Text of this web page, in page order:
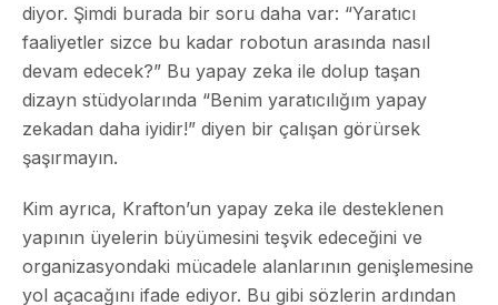
diyor. Şimdi burada bir soru daha var: “Yaratıcı
faaliyetler sizce bu kadar robotun arasında nasıl
devam edecek?” Bu yapay zeka ile dolup taşan
dizayn stüdyolarında “Benim yaratıcılığım yapay
zekadan daha iyidir!” diyen bir çalışan görürsek
şaşırmayın.
Kim ayrıca, Krafton’un yapay zeka ile desteklenen
yapının üyelerin büyümesini teşvik edeceğini ve
organizasyondaki mücadele alanlarının genişlemesine
yol açacağını ifade ediyor. Bu gibi sözlerin ardından